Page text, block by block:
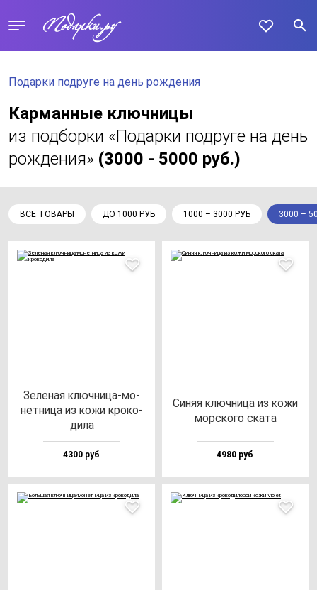
Подарки подруге на день рождения
Карманные ключницы
из подборки «Подарки подруге на день
рождения» (3000 - 5000 руб.)
ВСЕ ТОВАРЫ ДО 1000 РУБ 1000 – 3000 РУБ 3000 –
Зеле­ная ключ­ни­ца-мо­
нет­ни­ца из ко­жи кро­ко­
ди­ла
4300 руб
Синяя ключ­ни­ца из ко­жи
мор­ско­го ска­та
4980 руб